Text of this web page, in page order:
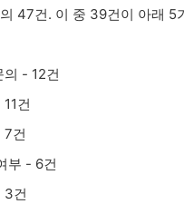
47건. 이 중 39건이 아래 5
의 - 12건
건
7건
부 - 6건
3건